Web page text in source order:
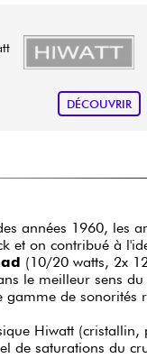
DÉCOUVRIR
années 1960, les
et on contribué à
(10/20 watts, 2x
le meilleur sens
de sonorités
Hiwatt (cristallin,
de saturations du